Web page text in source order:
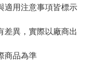
適用注意事項皆標示
差異，實際以廠商出
商品為準